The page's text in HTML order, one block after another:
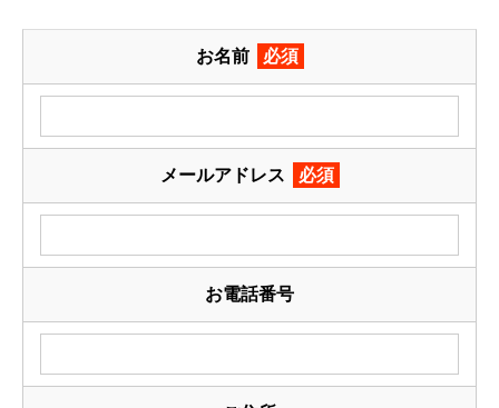
お名前 必須
メールアドレス 必須
お電話番号